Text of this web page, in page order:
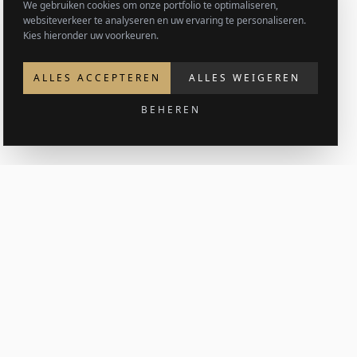
We gebruiken cookies om onze portfolio te optimaliseren,
websiteverkeer te analyseren en uw ervaring te personaliseren.
Kies hieronder uw voorkeuren.
ALLES ACCEPTEREN ALLES WEIGEREN
BEHEREN